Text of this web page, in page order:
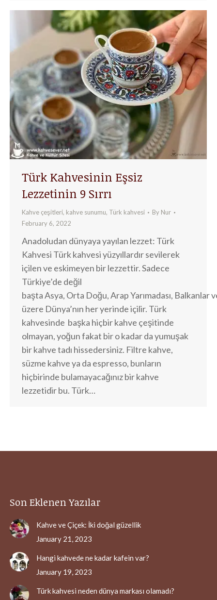
Türk Kahvesinin Eşsiz
Lezzetinin 9 Sırrı
Kahve çeşitleri, kahve sunumu, Türk kahvesi By Nur
February 6, 2022
Anadoludan dünyaya yayılan lezzet: Türk
Kahvesi Türk kahvesi yüzyıllardır sevilerek
içilen ve eskimeyen bir lezzettir. Sadece
Türkiye’de değil
başta Asya, Orta Doğu, Arap Yarımadası, Balkanlar
üzere Dünya’nın her yerinde içilir. Türk
kahvesinde başka hiçbir kahve çeşitinde
olmayan, yoğun fakat bir o kadar da yumuşak
bir kahve tadı hissedersiniz. Filtre kahve,
süzme kahve ya da espresso, bunların
hiçbirinde bulamayacağınız bir kahve
lezzetidir bu. Türk…
Son Eklenen Yazılar
Kahve ve Çiçek: İki doğal güzellik
January 21, 2023
Hangi kahvede ne kadar kafein var?
January 19, 2023
Türk kahvesi neden dünya markası olamadı?